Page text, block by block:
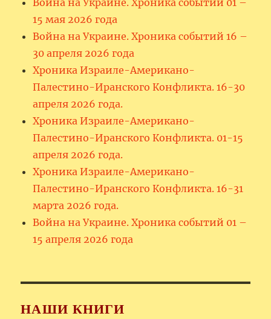
15 мая 2026 года
Война на Украине. Хроника событий 16 –
30 апреля 2026 года
Хроника Израиле-Американо-
Палестино-Иранского Конфликта. 16-30
апреля 2026 года.
Хроника Израиле-Американо-
Палестино-Иранского Конфликта. 01-15
апреля 2026 года.
Хроника Израиле-Американо-
Палестино-Иранского Конфликта. 16-31
марта 2026 года.
Война на Украине. Хроника событий 01 –
15 апреля 2026 года
НАШИ КНИГИ